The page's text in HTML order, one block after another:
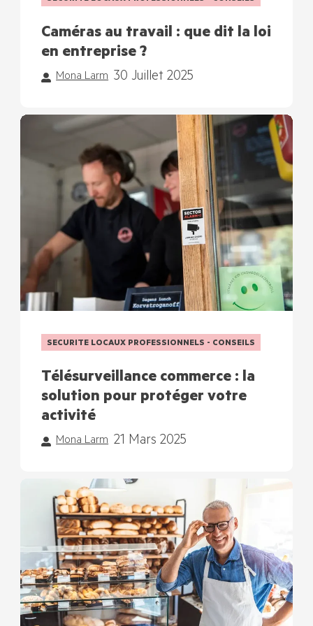
Caméras au travail : que dit la loi
en entreprise ?
Mona Larm 30 Juillet 2025
SECURITE LOCAUX PROFESSIONNELS - CONSEILS
Télésurveillance commerce : la
solution pour protéger votre
activité
Mona Larm 21 Mars 2025